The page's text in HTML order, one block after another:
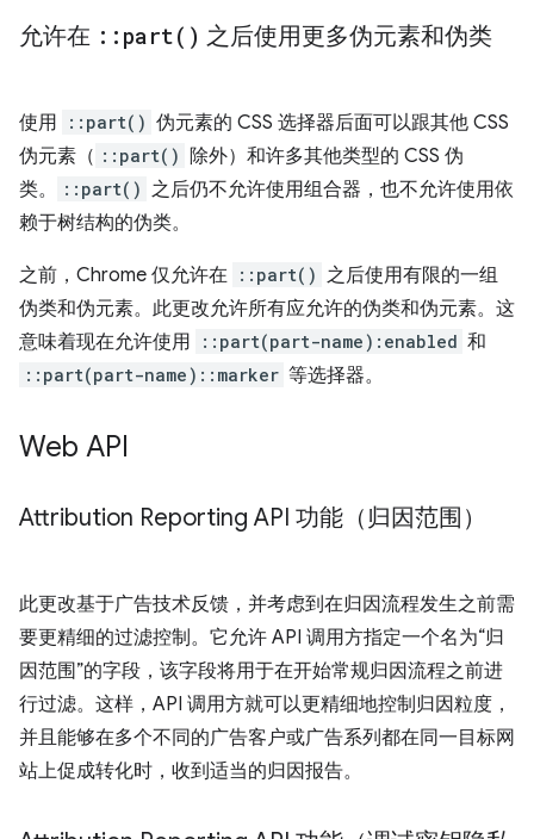
允许在 :: part( ) 之后使用更多伪元素和伪类
使用 ::part() 伪元素的 CSS 选择器后面可以跟其他 CSS
伪元素（ ::part()
除外）和许多其他类型的 CSS 伪
类。
::part() 之后仍不允许使用组合器，也不允许使用依
赖于树结构的伪类。
之前，Chrome 仅允许在 ::part() 之后使用有限的一组
伪类和伪元素。此更改允许所有应允许的伪类和伪元素。这
意味着现在允许使用
::part(part-name):enabled 和
::part(part-name)::marker 等选择器。
Web API
Attribution Reporting API 功能（归因范围）
此更改基于广告技术反馈，并考虑到在归因流程发生之前需
要更精细的过滤控制。它允许 API 调用方指定一个名为“归
因范围”的字段，该字段将用于在开始常规归因流程之前进
行过滤。这样，API 调用方就可以更精细地控制归因粒度，
并且能够在多个不同的广告客户或广告系列都在同一目标网
站上促成转化时，收到适当的归因报告。